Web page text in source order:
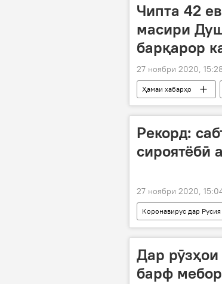
Чипта 42
масири
барқарор
27 ноябри 2020,
Ҳамаи хабарҳо
Рекорд:
сироятёбӣ
27 ноябри 2020,
Коронавирус дар
коронавирус
Дар рӯзҳои
барф